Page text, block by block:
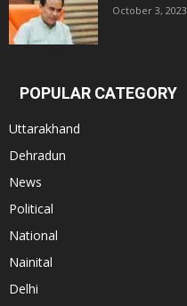
October 3, 2023
POPULAR CATEGORY
Uttarakhand
Dehradun
News
Political
National
Nainital
Delhi